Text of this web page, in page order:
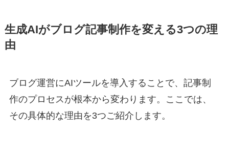
生成AIがブログ記事制作を変える3つの理
由
ブログ運営にAIツールを導入することで、記事制
作のプロセスが根本から変わります。ここでは、
その具体的な理由を3つご紹介します。